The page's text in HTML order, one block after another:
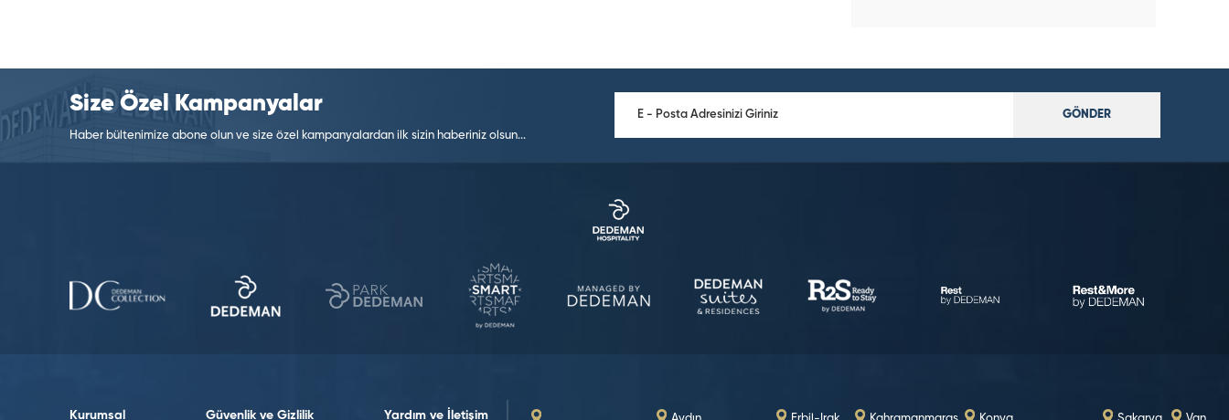
Size Özel Kampanyalar
Haber bültenimize abone olun ve size özel kampanyalardan ilk sizin haberiniz olsun...
GÖNDER
Kurumsal Güvenlik ve Gizlilik Yardım ve İletişim